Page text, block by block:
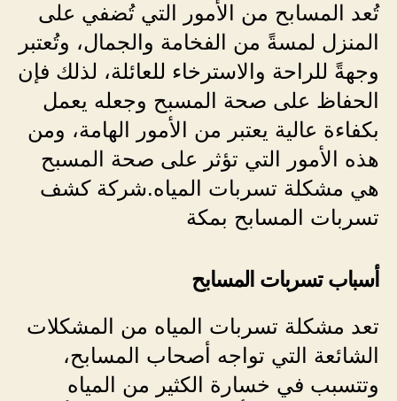
تُعد المسابح من الأمور التي تُضفي على
المنزل لمسةً من الفخامة والجمال، وتُعتبر
وجهةً للراحة والاسترخاء للعائلة، لذلك فإن
الحفاظ على صحة المسبح وجعله يعمل
بكفاءة عالية يعتبر من الأمور الهامة، ومن
هذه الأمور التي تؤثر على صحة المسبح
هي مشكلة تسربات المياه.شركة كشف
تسربات المسابح بمكة
أسباب تسربات المسابح
تعد مشكلة تسربات المياه من المشكلات
الشائعة التي تواجه أصحاب المسابح،
وتتسبب في خسارة الكثير من المياه